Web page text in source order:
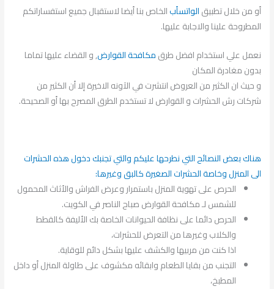
أو من خلال تطبيقالواتسأبالخاص بنا أيضا لاستقبال جميع استفساراتكم
المطروحة علينا والاجابة عليها.
نعمل علي استخدام افضل طرقمكافحة القوارض, و القضاء عليها تماما
بدون مغادرة المكان
و حيث ان الكثير من العروض انتشرت في الآونه الاخيرة إلا أن الكثير من
شركات رش الحشرات و القوارض لا تستخدم الطرق المصرح بها أو الصحيحة.
هناك بعض النصائح التي نطرحها عليكم والتي تجنبك دخول هذه الحشرات
الى المنزل وخاصة الحشرات الصغيرة كالبق وغيرها:
الحرص على تهوية المنزل باستمرار وعرض الفراش والأثاث المحمول
للشمس لـ مكافحة القوارض صباح الناصر في الكويت.
الحرص دائما على نظافة الحيوانات الخاصة بك الأليفة كالقطط
والكلاب وغيرها من التعرض للحشرات،
اذا كنت من مربيها والكشف عليها بشكل دائم للوقاية.
التجنب من بقايا الطعام وابقائه مكشوف على طاولة المنزل أو داخل
المطبخ،